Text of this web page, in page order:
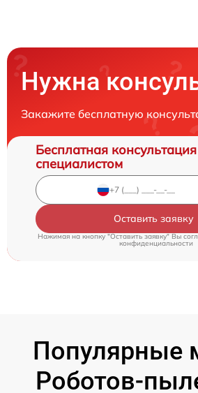
Нужна
Закажите бесплатную
Бесплатная
специалистом
Оставить заявку
Нажимая на кнопку "Оставить заявку" Вы
конфиденциальности
Популярные
Роботов-